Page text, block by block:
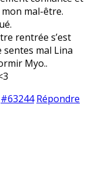
mal-être.
rentrée s’est
sentes mal Lina
Myo..
#63244 Répondre